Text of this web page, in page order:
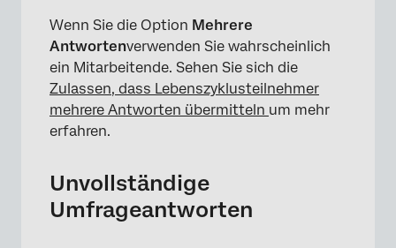
Wenn Sie die Option Mehrere
Antwortenverwenden Sie wahrscheinlich
ein Mitarbeitende. Sehen Sie sich die
Zulassen, dass Lebenszyklusteilnehmer
mehrere Antworten übermitteln um mehr
erfahren.
Unvollständige
Umfrageantworten